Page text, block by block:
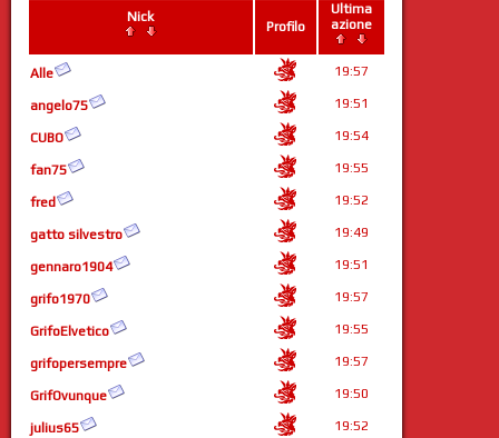
Nick
Profilo
Ultima
azione
Alle 19:57
angelo75 19:51
CUBO 19:54
fan75 19:55
fred 19:52
gatto silvestro 19:49
gennaro1904 19:51
grifo1970 19:57
GrifoElvetico 19:55
grifopersempre 19:57
GrifOvunque 19:50
julius65 19:52